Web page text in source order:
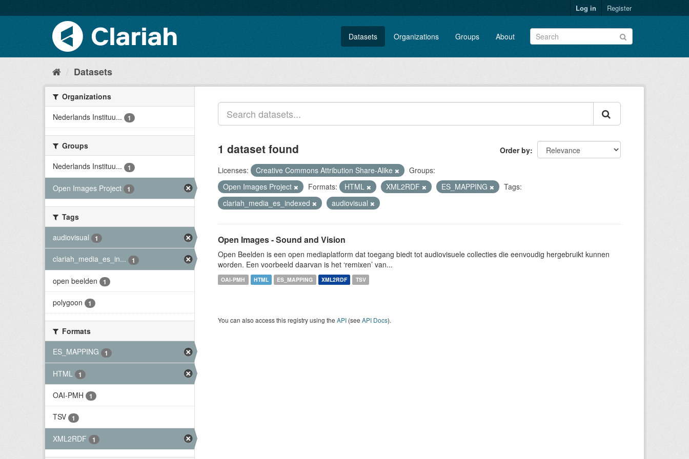
Log in Register
Datasets Organizations Groups About
Datasets
Organizations
Nederlands Instituu...
1
Groups
Nederlands Instituu...
1
Open Images Project 1
Tags
audiovisual
1
clariah_media_es_in... 1
open beelden 1
polygoon 1
Formats
ES_MAPPING
1
HTML 1
OAI-PMH 1
TSV 1
XML2RDF 1
Order by
1 dataset found
Licenses: Creative Commons Attribution Share-Alike
Groups:
Open Images Project
Formats: HTML XML2RDF ES_MAPPING
Tags:
clariah_media_es_indexed
audiovisual
Open Images - Sound and Vision
Open Beelden is een open mediaplatform dat toegang biedt tot audiovisuele collecties die eenvoudig hergebruikt kunnen
worden. Een voorbeeld daarvan is het ‘remixen’ van...
OAI-PMH HTML ES_MAPPING XML2RDF TSV
You can also access this registry using the API (see API Docs).